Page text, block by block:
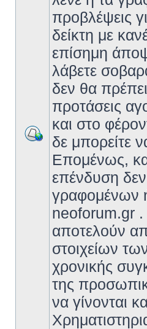
προβλέψεις
δείκτη με
επίσημη
λάβετε
δεν θα
προτάσεις
και στο
δε μπορείτε
Επομένως,
επένδυση
γραφομένων
neoforum.gr .
αποτελούν
στοιχείων
χρονικής
της
να γίνονται